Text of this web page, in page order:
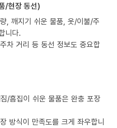
/현장 동선)
, 깨지기 쉬운 물품, 옷/이불/주
니다.
차 거리 등 동선 정보도 중요합
/흠집이 쉬운 물품은 완충 포장
방식이 만족도를 크게 좌우합니